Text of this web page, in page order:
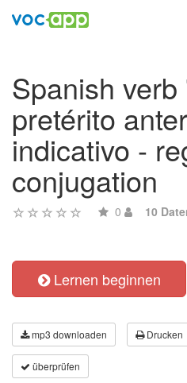
Spanish
pretérito
indicativo -
conjugation
0 10
Lernen beginnen
mp3 downloaden Drucken
überprüfen